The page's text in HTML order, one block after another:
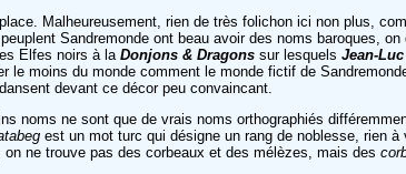
Malheureusement, rien de très folichon ici non plus,
Sandremonde ont beau avoir des noms baroques,
Elfes noirs à la Donjons & Dragons sur lesquels Jean-
moins du monde comment le monde fictif de
devant ce décor peu convaincant.
noms ne sont que de vrais noms orthographiés
est un mot turc qui désigne un rang de noblesse, rien
ne trouve pas des corbeaux et des mélèzes, mais des